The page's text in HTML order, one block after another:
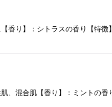
【香り】：シトラスの香り【特
肌、混合肌【香り】：ミント